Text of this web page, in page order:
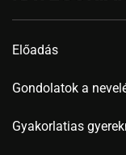
Előadás
Gondolatok a
Gyakorlatias